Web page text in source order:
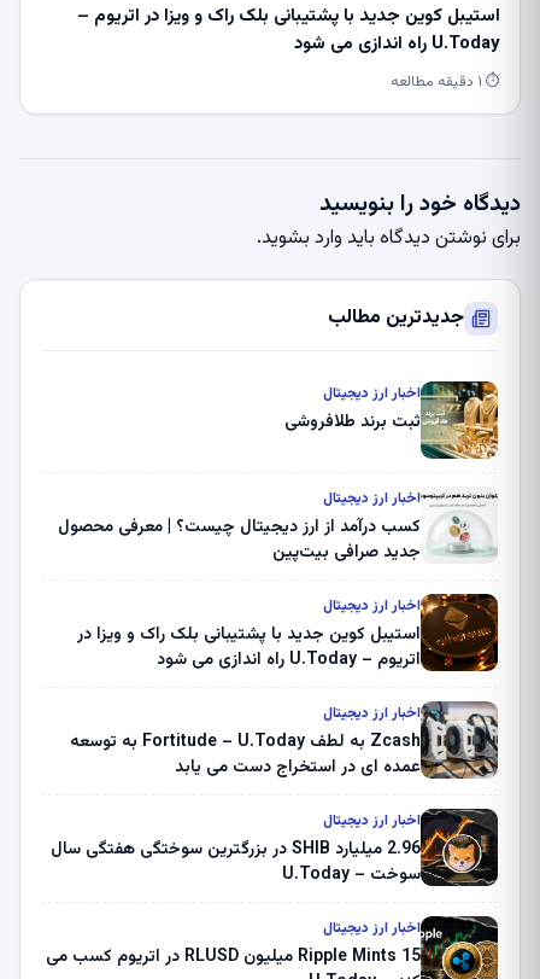
استیبل کوین جدید با پشتیبانی بلک راک و ویزا در اتریوم –
U.Today راه اندازی می شود
⏱ ۱ دقیقه مطالعه
دیدگاه خود را بنویسید
برای نوشتن دیدگاه باید وارد بشوید.
جدیدترین مطالب
اخبار ارز دیجیتال
ثبت برند طلافروشی
اخبار ارز دیجیتال
کسب درآمد از ارز دیجیتال چیست؟ | معرفی محصول
جدید صرافی بیت‌پین
اخبار ارز دیجیتال
استیبل کوین جدید با پشتیبانی بلک راک و ویزا در
اتریوم – U.Today راه اندازی می شود
اخبار ارز دیجیتال
Zcash به لطف Fortitude – U.Today به توسعه
عمده ای در استخراج دست می یابد
اخبار ارز دیجیتال
2.96 میلیارد SHIB در بزرگترین سوختگی هفتگی سال
سوخت – U.Today
اخبار ارز دیجیتال
Ripple Mints 15 میلیون RLUSD در اتریوم کسب می